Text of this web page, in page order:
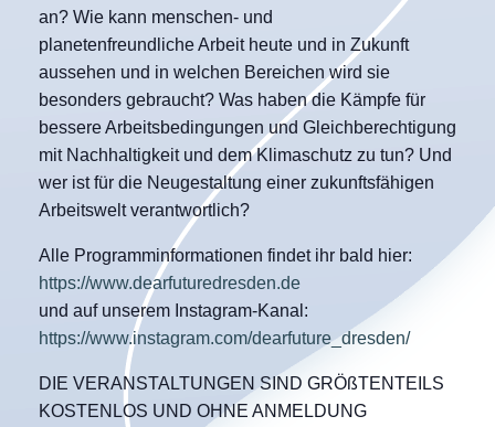
an? Wie kann menschen- und
planetenfreundliche Arbeit heute und in Zukunft
aussehen und in welchen Bereichen wird sie
besonders gebraucht? Was haben die Kämpfe für
bessere Arbeitsbedingungen und Gleichberechtigung
mit Nachhaltigkeit und dem Klimaschutz zu tun? Und
wer ist für die Neugestaltung einer zukunftsfähigen
Arbeitswelt verantwortlich?
Alle Programminformationen findet ihr bald hier:
https://www.dearfuturedresden.de
und auf unserem Instagram-Kanal:
https://www.instagram.com/dearfuture_dresden/
DIE VERANSTALTUNGEN SIND GRÖßTENTEILS
KOSTENLOS UND OHNE ANMELDUNG